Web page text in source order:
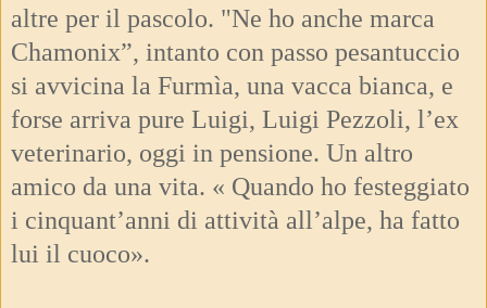
altre per il pascolo. "Ne ho anche marca
Chamonix”, intanto con passo pesantuccio
si avvicina la Furmìa, una vacca bianca, e
forse arriva pure Luigi, Luigi Pezzoli, l’ex
veterinario, oggi in pensione. Un altro
amico da una vita. « Quando ho festeggiato
i cinquant’anni di attività all’alpe, ha fatto
lui il cuoco».